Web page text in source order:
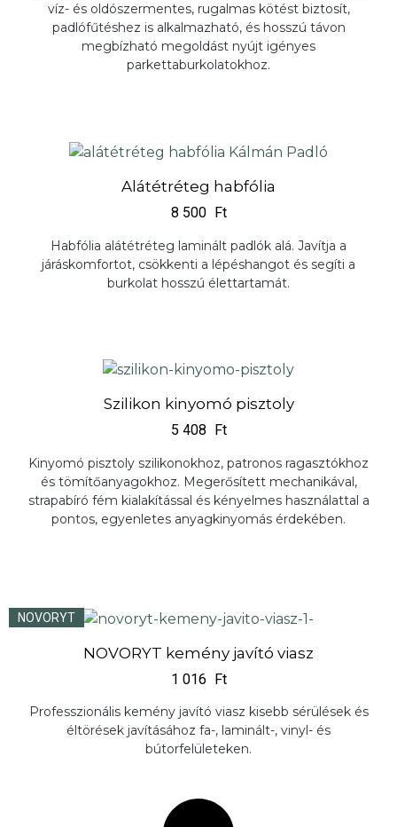
víz- és oldószermentes, rugalmas kötést biztosít,
padlófűtéshez is alkalmazható, és hosszú távon
megbízható megoldást nyújt igényes
parkettaburkolatokhoz.
Alátétréteg habfólia
8 500 Ft
Habfólia alátétréteg laminált padlók alá. Javítja a
járáskomfortot, csökkenti a lépéshangot és segíti a
burkolat hosszú élettartamát.
Szilikon kinyomó pisztoly
5 408 Ft
Kinyomó pisztoly szilikonokhoz, patronos ragasztókhoz
és tömítőanyagokhoz. Megerősített mechanikával,
strapabíró fém kialakítással és kényelmes használattal a
pontos, egyenletes anyagkinyomás érdekében.
NOVORYT
NOVORYT kemény javító viasz
1 016 Ft
Professzionális kemény javító viasz kisebb sérülések és
éltörések javításához fa-, laminált-, vinyl- és
bútorfelületeken.